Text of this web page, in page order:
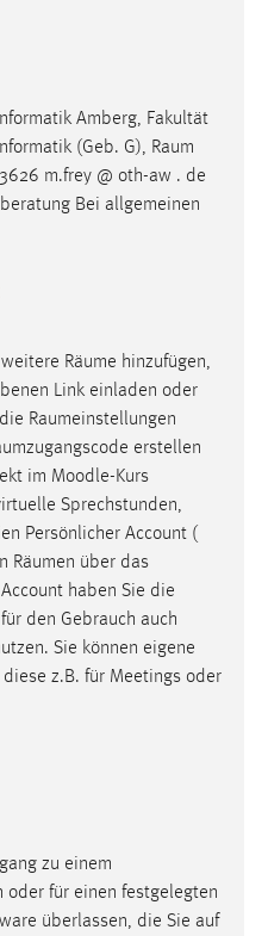
Amberg, Fakultät
(Geb. G), Raum
m.frey @ oth-aw . de
Bei allgemeinen
Räume hinzufügen,
Link einladen oder
Raumeinstellungen
erstellen
im Moodle-Kurs
Sprechstunden,
Persönlicher Account (
Räumen über das
haben Sie die
für den Gebrauch auch
Sie können eigene
z.B. für Meetings oder
zu einem
oder für einen festgelegten
überlassen, die Sie auf